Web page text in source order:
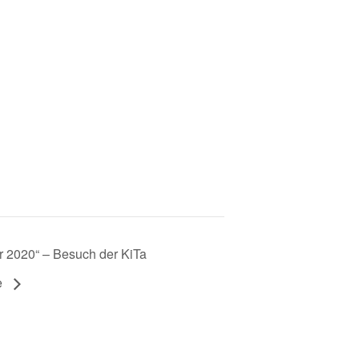
2020“ – Besuch der KiTa